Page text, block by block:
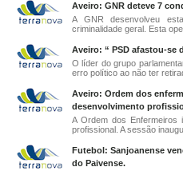
Aveiro: GNR deteve 7
A GNR desenvolveu
criminalidade geral. Esta
Aveiro: “ PSD afastou-se
O líder do grupo
erro político ao não ter
Aveiro: Ordem dos
desenvolvimento
A Ordem dos Enfermeiros
profissional. A sessão
Futebol: Sanjoanense
do Paivense.